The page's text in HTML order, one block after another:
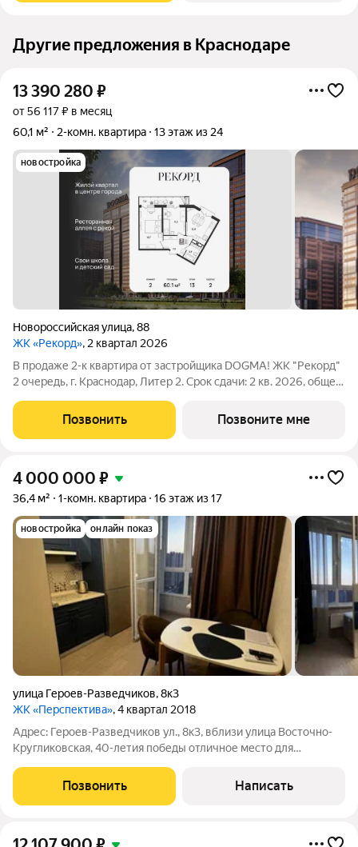
Другие предложения в Краснодаре
13 390 280 ₽
от 56 117 ₽ в месяц
60,1 м²
2-комн. квартира 13 этаж из 24
новостройка
Новороссийская улица,88
ЖК «Рекорд», 2 квартал 2026
В продаже 2-к квартира от застройщика DOGMA! ЖК "Рекорд"
2 очередь, г. Краснодар, Литер 2. Срок сдачи: 2 кв. 2026, общей
место вашего баланса. Город снаружи природа внутри.
Квартал с
Позвонить Позвоните мне
4 000 000 ₽
36,4 м² 1-комн. квартира 16 этаж из 17
новостройка онлайн показ
улица Героев-Разведчиков,8к3
ЖК «Перспектива», 4 квартал 2018
Адрес: Героев-Разведчиков ул., 8к3, вблизи улица Восточно-
Кругликовская, 40-летия победы отличное место для
Планировка: смежно-изолированная, функциональная
идеальна для семьи или сдачи в аренду
Позвонить Написать